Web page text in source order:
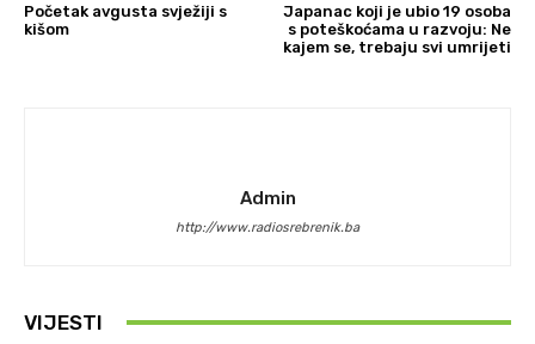
Početak avgusta svježiji s
kišom
Japanac koji je ubio 19 osoba
s poteškoćama u razvoju: Ne
kajem se, trebaju svi umrijeti
Admin
http://www.radiosrebrenik.ba
VIJESTI